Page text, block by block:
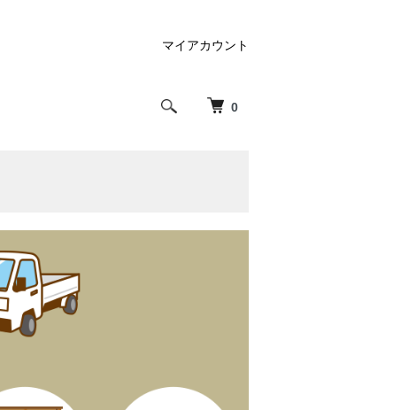
0
マイアカウント